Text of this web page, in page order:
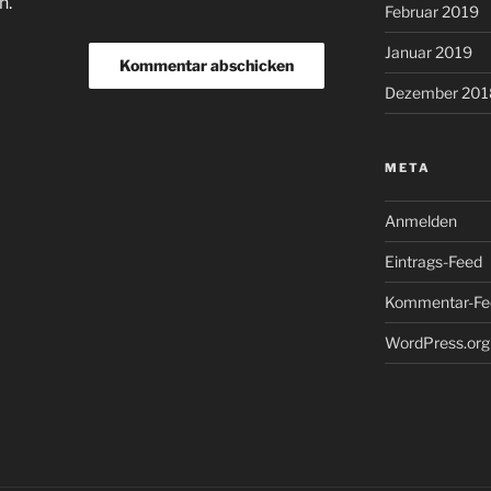
Februar 2019
Januar 2019
Dezember
META
Anmelden
Eintrags-Feed
Kommentar-
WordPress.org